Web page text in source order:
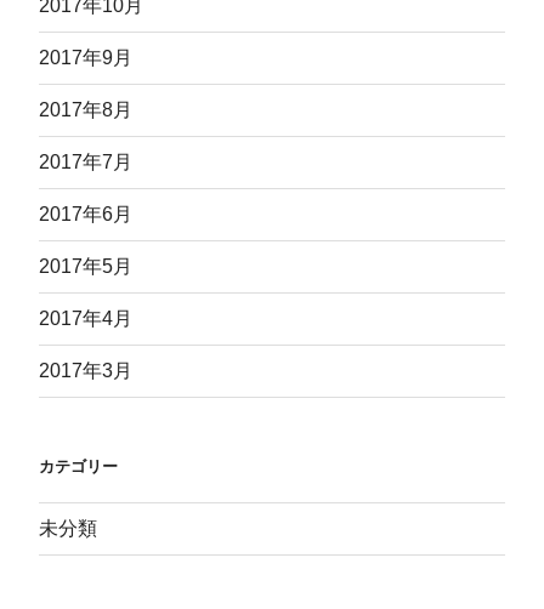
2017年10月
2017年9月
2017年8月
2017年7月
2017年6月
2017年5月
2017年4月
2017年3月
カテゴリー
未分類